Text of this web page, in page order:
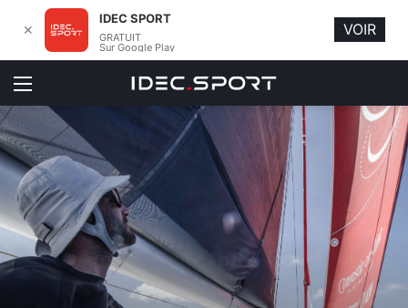
Menu
✕
IDEC SPORT
GRATUIT
Sur Google Play
VOIR